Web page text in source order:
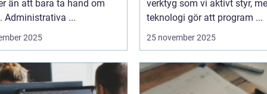
än att bara ta hand om
Administrativa ...
2025
verktyg som vi aktivt styr,
teknologi gör att program ...
25 november 2025